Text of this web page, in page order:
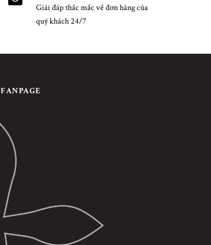
Giải đáp thắc mắc về đơn hàng của
quý khách 24/7
FANPAGE